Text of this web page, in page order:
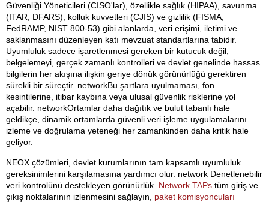
Güvenliği Yöneticileri (CISO'lar), özellikle sağlık (HIPAA), savunma
(ITAR, DFARS), kolluk kuvvetleri (CJIS) ve gizlilik (FISMA,
FedRAMP, NIST 800-53) gibi alanlarda, veri erişimi, iletimi ve
saklanmasını düzenleyen katı mevzuat standartlarına tabidir.
Uyumluluk sadece işaretlenmesi gereken bir kutucuk değil;
belgelemeyi, gerçek zamanlı kontrolleri ve devlet genelinde hassas
bilgilerin her akışına ilişkin geriye dönük görünürlüğü gerektiren
sürekli bir süreçtir. networkBu şartlara uyulmaması, fon
kesintilerine, itibar kaybına veya ulusal güvenlik risklerine yol
açabilir. networkOrtamlar daha dağıtık ve bulut tabanlı hale
geldikçe, dinamik ortamlarda güvenli veri işleme uygulamalarını
izleme ve doğrulama yeteneği her zamankinden daha kritik hale
geliyor.
NEOX çözümleri, devlet kurumlarının tam kapsamlı uyumluluk
gereksinimlerini karşılamasına yardımcı olur. network Denetlenebilir
veri kontrolünü destekleyen görünürlük. Network TAPs tüm giriş ve
çıkış noktalarının izlenmesini sağlayın, paket komisyoncuları